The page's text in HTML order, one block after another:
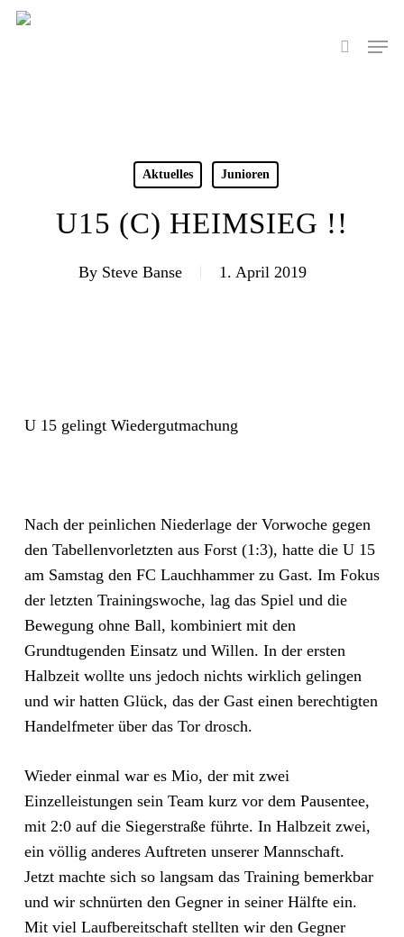
Skip
search
Menu
Aktuelles Junioren
U15 (C) HEIMSIEG !!
By Steve Banse 1. April 2019
U 15 gelingt Wiedergutmachung
Nach der peinlichen Niederlage der Vorwoche gegen
den Tabellenvorletzten aus Forst (1:3), hatte die U 15
am Samstag den FC Lauchhammer zu Gast. Im Fokus
der letzten Trainingswoche, lag das Spiel und die
Bewegung ohne Ball, kombiniert mit den
Grundtugenden Einsatz und Willen. In der ersten
Halbzeit wollte uns jedoch nichts wirklich gelingen
und wir hatten Glück, das der Gast einen berechtigten
Handelfmeter über das Tor drosch.
Wieder einmal war es Mio, der mit zwei
Einzelleistungen sein Team kurz vor dem Pausentee,
mit 2:0 auf die Siegerstraße führte. In Halbzeit zwei,
ein völlig anderes Auftreten unserer Mannschaft.
Jetzt machte sich so langsam das Training bemerkbar
und wir schnürten den Gegner in seiner Hälfte ein.
Mit viel Laufbereitschaft stellten wir den Gegner